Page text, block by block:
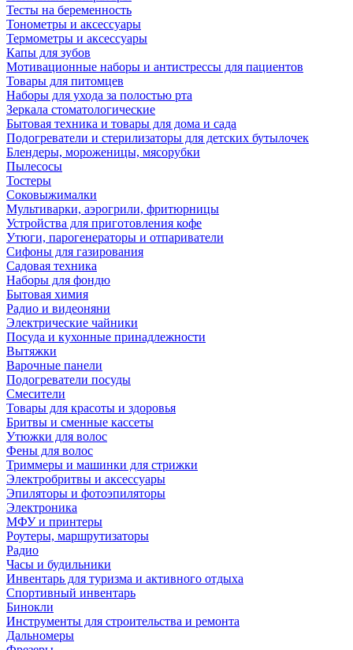
Тесты на беременность
Тонометры и аксессуары
Термометры и аксессуары
Капы для зубов
Мотивационные наборы и антистрессы для пациентов
Товары для питомцев
Наборы для ухода за полостью рта
Зеркала стоматологические
Бытовая техника и товары для дома и сада
Подогреватели и стерилизаторы для детских бутылочек
Блендеры, мороженицы, мясорубки
Пылесосы
Тостеры
Соковыжималки
Мультиварки, аэрогрили, фритюрницы
Устройства для приготовления кофе
Утюги, парогенераторы и отпариватели
Сифоны для газирования
Садовая техника
Наборы для фондю
Бытовая химия
Радио и видеоняни
Электрические чайники
Посуда и кухонные принадлежности
Вытяжки
Варочные панели
Подогреватели посуды
Смесители
Товары для красоты и здоровья
Бритвы и сменные кассеты
Утюжки для волос
Фены для волос
Триммеры и машинки для стрижки
Электробритвы и аксессуары
Эпиляторы и фотоэпиляторы
Электроника
МФУ и принтеры
Роутеры, маршрутизаторы
Радио
Часы и будильники
Инвентарь для туризма и активного отдыха
Спортивный инвентарь
Бинокли
Инструменты для строительства и ремонта
Дальномеры